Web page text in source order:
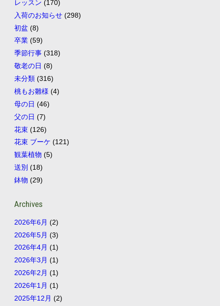
レッスン (170)
入荷のお知らせ(298)
初盆 (8)
卒業(59)
季節行事(318)
敬老の日 (8)
未分類(316)
桃もお雛様 (4)
母の日 (46)
父の日 (7)
花束(126)
花束 ブーケ (121)
観葉植物 (5)
送別 (18)
鉢物 (29)
Archives
2026年6月 (2)
2026年5月 (3)
2026年4月 (1)
2026年3月 (1)
2026年2月 (1)
2026年1月 (1)
2025年12月 (2)